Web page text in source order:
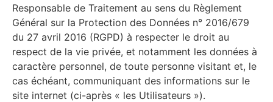
Responsable de Traitement au sens du Règlement
Général sur la Protection des Données n° 2016/679
du 27 avril 2016 (RGPD) à respecter le droit au
respect de la vie privée, et notamment les données à
caractère personnel, de toute personne visitant et, le
cas échéant, communiquant des informations sur le
site internet (ci-après « les Utilisateurs »).